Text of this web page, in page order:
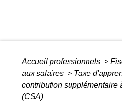
Accueil professionnels >
aux salaires > Taxe
contribution supplémentaire
(CSA)